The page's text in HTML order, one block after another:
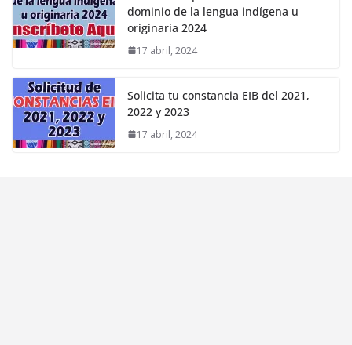
dominio de la lengua indígena u
originaria 2024
17 abril, 2024
Solicita tu constancia EIB del 2021,
2022 y 2023
17 abril, 2024